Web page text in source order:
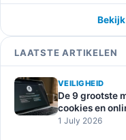
LAATSTE ARTIKELEN
VEILIGHEID
De 9 grootste
cookies en
1 July 2026